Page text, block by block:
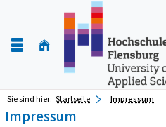
Sie sind hier: Startseite Impressum
Impressum